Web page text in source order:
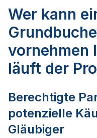
Wer kann
vornehmen
läuft der
Berechtigte
potenzielle
Gläubiger